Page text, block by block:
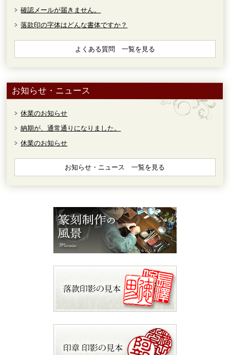
確認メールが届きません。
落款印の字体はどんな書体ですか？
よくある質問 一覧を見る
お知らせ・ニュース
休業のお知らせ
納期が、通常通りになりました。
休業のお知らせ
お知らせ・ニュース 一覧を見る